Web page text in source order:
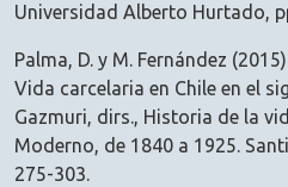
Universidad Alberto Hurtado,
Palma, D. y M. Fernández
Vida carcelaria en Chile en el
Gazmuri, dirs., Historia de la
Moderno, de 1840 a 1925.
275-303.